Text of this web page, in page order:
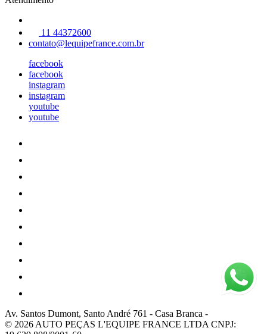
11 44372600
contato@lequipefrance.com.br
facebook
facebook
instagram
instagram
youtube
youtube
Av. Santos Dumont, Santo André 761 - Casa Branca -
© 2026 AUTO PEÇAS L'EQUIPE FRANCE LTDA CNPJ: